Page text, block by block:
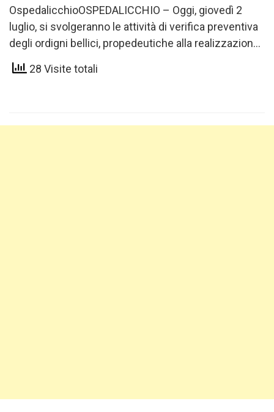
OspedalicchioOSPEDALICCHIO – Oggi, giovedì 2
luglio, si svolgeranno le attività di verifica preventiva
degli ordigni bellici, propedeutiche alla realizzazione
dei lavori previsti in Piazza Buozzi…
28 Visite totali